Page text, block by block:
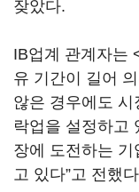
잦았다.
IB업계 관계자는
유 기간이 길어
않은 경우에도 시
락업을 설정하고
장에 도전하는
고 있다”고 전했